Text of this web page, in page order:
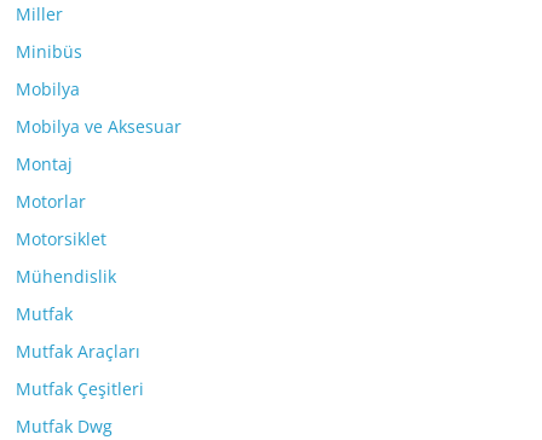
Miller
Minibüs
Mobilya
Mobilya ve Aksesuar
Montaj
Motorlar
Motorsiklet
Mühendislik
Mutfak
Mutfak Araçları
Mutfak Çeşitleri
Mutfak Dwg